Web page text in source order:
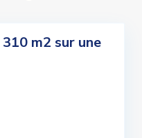
m2 sur une